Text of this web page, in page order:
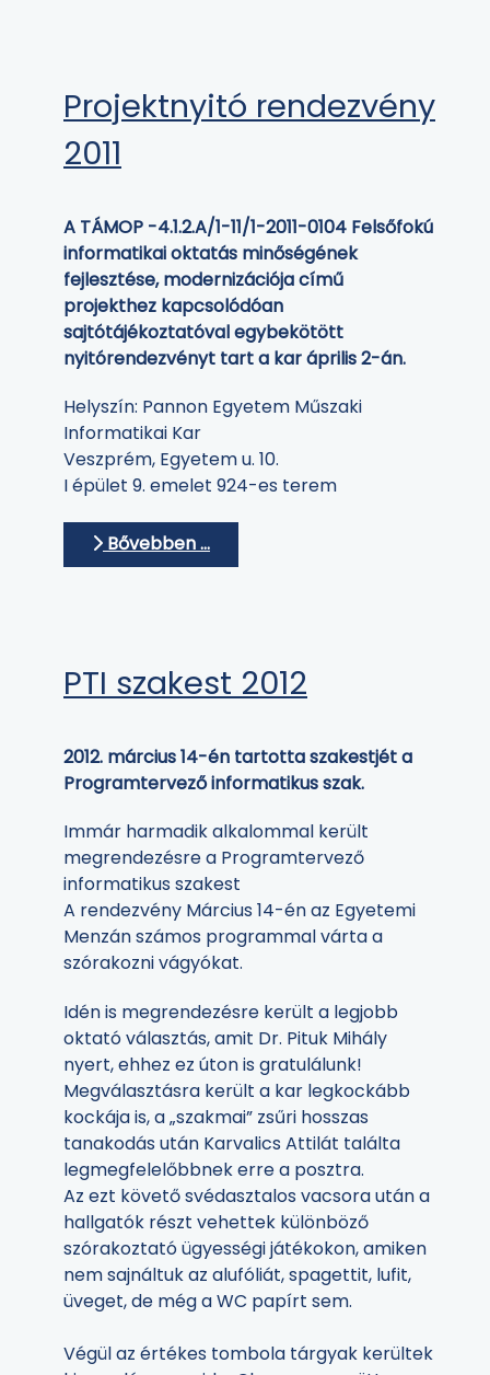
Projektnyitó rendezvény
2011
A TÁMOP -4.1.2.A/1-11/1-2011-0104 Felsőfokú
informatikai oktatás minőségének
fejlesztése, modernizációja című
projekthez kapcsolódóan
sajtótájékoztatóval egybekötött
nyitórendezvényt tart a kar április 2-án.
Helyszín: Pannon Egyetem Műszaki
Informatikai Kar
Veszprém, Egyetem u. 10.
I épület 9. emelet 924-es terem
Bővebben …
PTI szakest 2012
2012. március 14-én tartotta szakestjét a
Programtervező informatikus szak.
Immár harmadik alkalommal került
megrendezésre a Programtervező
informatikus szakest
A rendezvény Március 14-én az Egyetemi
Menzán számos programmal várta a
szórakozni vágyókat.
Idén is megrendezésre került a legjobb
oktató választás, amit Dr. Pituk Mihály
nyert, ehhez ez úton is gratulálunk!
Megválasztásra került a kar legkockább
kockája is, a „szakmai” zsűri hosszas
tanakodás után Karvalics Attilát találta
legmegfelelőbbnek erre a posztra.
Az ezt követő svédasztalos vacsora után a
hallgatók részt vehettek különböző
szórakoztató ügyességi játékokon, amiken
nem sajnáltuk az alufóliát, spagettit, lufit,
üveget, de még a WC papírt sem.
Végül az értékes tombola tárgyak kerültek